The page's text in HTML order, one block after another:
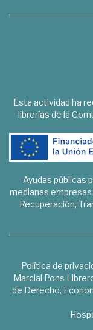
Esta actividad ha
librerías de la
Ayudas públicas
medianas
Recuperación,
Política de
Marcial Pons
de Derecho,